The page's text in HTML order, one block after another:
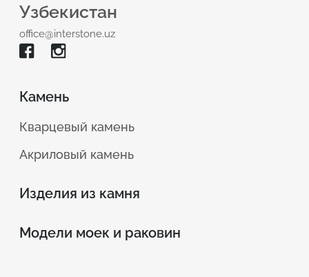
Узбекистан
office@interstone.uz
Камень
Кварцевый камень
Акриловый камень
Изделия из камня
Модели моек и раковин